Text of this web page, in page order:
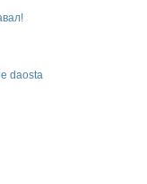
daosta